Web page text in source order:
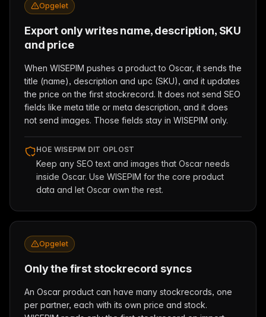
Opgelet
Export only writes name, description, SKU
and price
When WISEPIM pushes a product to Oscar, it sends the
title (name), description and upc (SKU), and it updates
the price on the first stockrecord. It does not send SEO
fields like meta title or meta description, and it does
not send images. Those fields stay in WISEPIM only.
HOE WISEPIM DIT OPLOST
Keep any SEO text and images that Oscar needs
inside Oscar. Use WISEPIM for the core product
data and let Oscar own the rest.
Opgelet
Only the first stockrecord syncs
An Oscar product can have many stockrecords, one
per partner, each with its own price and stock.